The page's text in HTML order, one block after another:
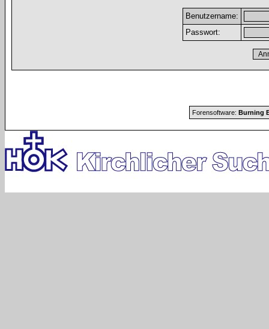
Benutzername:
Passwort:
Forensoftware: Burning